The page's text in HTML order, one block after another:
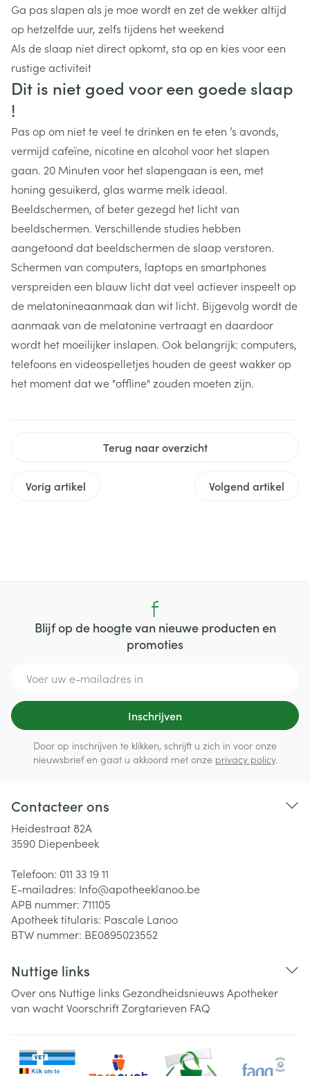
Ga pas slapen als je moe wordt en zet de wekker altijd
op hetzelfde uur, zelfs tijdens het weekend
Als de slaap niet direct opkomt, sta op en kies voor een
rustige activiteit
Dit is niet goed voor een goede slaap
!
Pas op om niet te veel te drinken en te eten ’s avonds,
vermijd cafeïne, nicotine en alcohol voor het slapen
gaan. 20 Minuten voor het slapengaan is een, met
honing gesuikerd, glas warme melk ideaal.
Beeldschermen, of beter gezegd het licht van
beeldschermen. Verschillende studies hebben
aangetoond dat beeldschermen de slaap verstoren.
Schermen van computers, laptops en smartphones
verspreiden een blauw licht dat veel actiever inspeelt op
de melatonineaanmaak dan wit licht. Bijgevolg wordt de
aanmaak van de melatonine vertraagt en daardoor
wordt het moeilijker inslapen. Ook belangrijk: computers,
telefoons en videospelletjes houden de geest wakker op
het moment dat we "offline" zouden moeten zijn.
Terug naar overzicht
Vorig artikel Volgend artikel
Blijf op de hoogte van nieuwe producten en
promoties
Inschrijven
Door op inschrijven te klikken, schrijft u zich in voor onze
nieuwsbrief en gaat u akkoord met onze privacy policy.
Contacteer ons
Heidestraat 82A
3590 Diepenbeek
Telefoon: 011 33 19 11
E-mailadres: Info@apotheeklanoo.be
APB nummer: 711105
Apotheek titularis: Pascale Lanoo
BTW nummer: BE0895023552
Nuttige links
Over ons Nuttige links Gezondheidsnieuws Apotheker
van wachtVoorschriftZorgtarieven FAQ